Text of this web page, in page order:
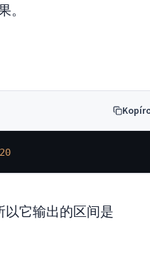
。
20
以它输出的区间是